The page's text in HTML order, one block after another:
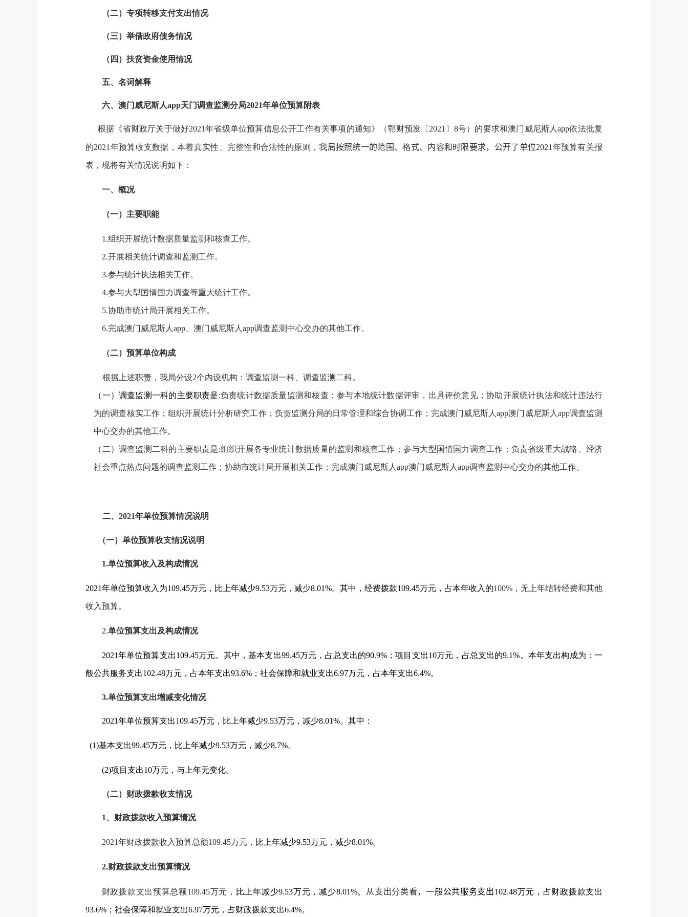
（二）专项转移支付支出情况
（三）举借政府债务情况
（四）扶贫资金使用情况
五、名词解释
六、澳门威尼斯人app天门调查监测分局2021年单位预算附表
根据《省财政厅关于做好2021年省级单位预算信息公开工作有关事项的通知》（鄂财预发〔 2021 〕 8号）的要求和澳门威尼斯人app依法批复
的2021 年预算收支数据，本着真实性、完整性和合法性的原则，我局按照统一的范围、格式、内容和时限要求，公开了单位2021 年预算有关报
表，现将有关情况说明如下：
一、概况
（一）主要职能
1.组织开展统计数据质量监测和核查工作。
2.开展相关统计调查和监测工作。
3.参与统计执法相关工作。
4.参与大型国情国力调查等重大统计工作。
5.协助市统计局开展相关工作。
6.完成澳门威尼斯人app、澳门威尼斯人app调查监测中心交办的其他工作。
（二）预算单位构成
根据上述职责，我局分设2个内设机构：调查监测一科、调查监测二科。
（一）调查监测一科的主要职责是:负责统计数据质量监测和核查；参与本地统计数据评审，出具评价意见；协助开展统计执法和统计违法行
为的调查核实工作；组织开展统计分析研究工作；负责监测分局的日常管理和综合协调工作；完成澳门威尼斯人app澳门威尼斯人app调查监测
中心交办的其他工作。
（二）调查监测二科的主要职责是:组织开展各专业统计数据质量的监测和核查工作；参与大型国情国力调查工作；负责省级重大战略、经济
社会重点热点问题的调查监测工作；协助市统计局开展相关工作；完成澳门威尼斯人app澳门威尼斯人app调查监测中心交办的其他工作。
二、 2021年单位预算情况说明
（一） 单位预算收支情况说明
1.单位预算收入及构成情况
2021年单位预算收入为109.45万元，比上年减少9.53万元， 减少8.01%。其中，经费拨款109.45万元，占本年收入的100% ，无上年结转经费和其他
收入预算。
2.单位预算支出及构成情况
2021年单位预算支出109.45万元。其中，基本支出99.45万元，占总支出的90.9% ；项目支出10万元，占总支出的9.1%。本年支出构成为：一
般公共服务支出102.48万元，占本年支出93.6% ；社会保障和就业支出6.97万元，占本年支出6.4%。
3.单位预算支出增减变化情况
2021年单位预算支出109.45万元，比上年减少9.53万元， 减少8.01%。其中：
(1)基本支出99.45万元，比上年减少9.53万元， 减少8.7%。
(2)项目支出10万元，与上年无变化。
（二）财政拨款收支情况
1、财政拨款收入预算情况
2021年财政拨款收入预算总额109.45万元， 比上年减少9.53万元， 减少8.01%。
2.财政拨款支出预算情况
财政拨款支出预算总额109.45万元， 比上年减少9.53万元，减少8.01%。 从支出分类看，一般公共服务支出102.48万元，占财政拨款支出
93.6% ；社会保障和就业支出6.97万元，占财政拨款支出6.4%。